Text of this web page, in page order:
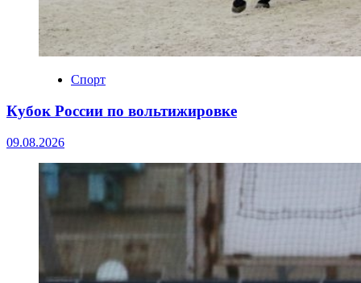
Спорт
Кубок России по вольтижировке
09.08.2026